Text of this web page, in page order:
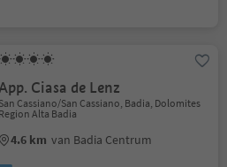
Ciasa de Lenz
San Cassiano/San Cassiano, Badia, Dolomites
Region Alta Badia
4.6 km van Badia Centrum